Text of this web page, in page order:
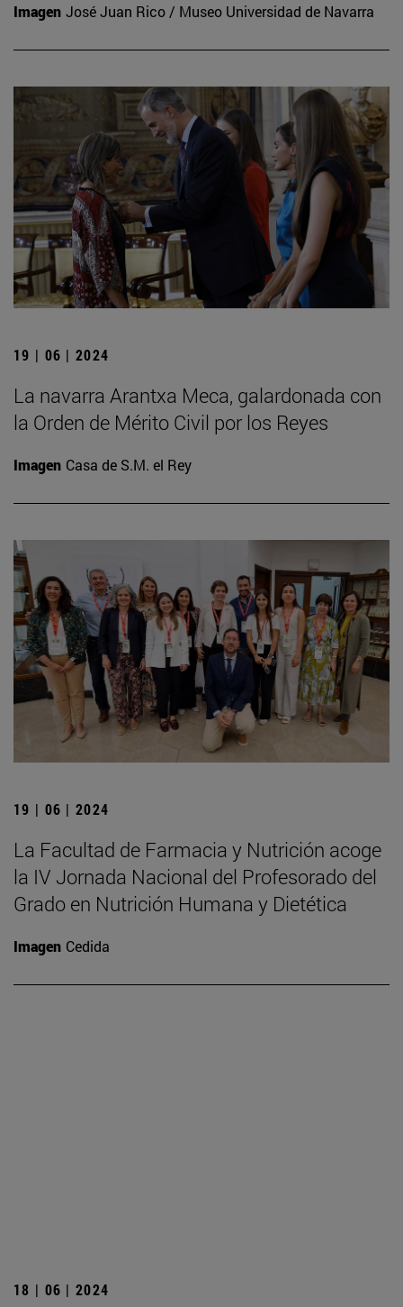
Imagen José Juan Rico / Museo Universidad de Navarra
19 | 06 | 2024
La navarra Arantxa Meca, galardonada con
la Orden de Mérito Civil por los Reyes
Imagen Casa de S.M. el Rey
19 | 06 | 2024
La Facultad de Farmacia y Nutrición acoge
la IV Jornada Nacional del Profesorado del
Grado en Nutrición Humana y Dietética
Imagen Cedida
18 | 06 | 2024